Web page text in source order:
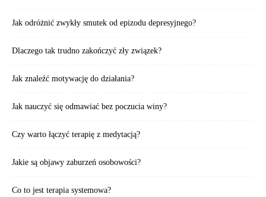
Jak odróżnić zwykły smutek od epizodu depresyjnego?
Dlaczego tak trudno zakończyć zły związek?
Jak znaleźć motywację do działania?
Jak nauczyć się odmawiać bez poczucia winy?
Czy warto łączyć terapię z medytacją?
Jakie są objawy zaburzeń osobowości?
Co to jest terapia systemowa?